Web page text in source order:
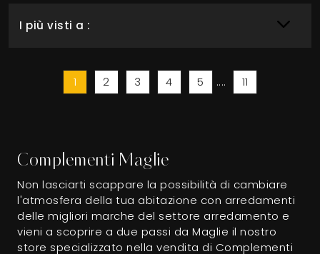
I più visti a :
1 2 3 4 5 .... 11
Complementi Maglie
Non lasciarti scappare la possibilità di cambiare
l'atmosfera della tua abitazione con arredamenti
delle migliori marche del settore arredamento e
vieni a scoprire a due passi da Maglie il nostro
store specializzato nella vendita di Complementi